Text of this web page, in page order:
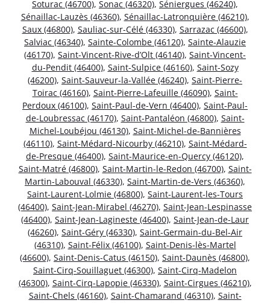
Soturac (46700), Sonac (46320), Séniergues (46240),
Sénaillac-Lauzès (46360), Sénaillac-Latronquière (46210),
Saux (46800), Sauliac-sur-Célé (46330), Sarrazac (46600),
Salviac (46340), Sainte-Colombe (46120), Sainte-Alauzie
(46170), Saint-Vincent-Rive-d’Olt (46140), Saint-Vincent-
du-Pendit (46400), Saint-Sulpice (46160), Saint-Sozy
(46200), Saint-Sauveur-la-Vallée (46240), Saint-Pierre-
Toirac (46160), Saint-Pierre-Lafeuille (46090), Saint-
Perdoux (46100), Saint-Paul-de-Vern (46400), Saint-Paul-
de-Loubressac (46170), Saint-Pantaléon (46800), Saint-
Michel-Loubéjou (46130), Saint-Michel-de-Bannières
(46110), Saint-Médard-Nicourby (46210), Saint-Médard-
de-Presque (46400), Saint-Maurice-en-Quercy (46120),
Saint-Matré (46800), Saint-Martin-le-Redon (46700), Saint-
Martin-Labouval (46330), Saint-Martin-de-Vers (46360),
Saint-Laurent-Lolmie (46800), Saint-Laurent-les-Tours
(46400), Saint-Jean-Mirabel (46270), Saint-Jean-Lespinasse
(46400), Saint-Jean-Lagineste (46400), Saint-Jean-de-Laur
(46260), Saint-Géry (46330), Saint-Germain-du-Bel-Air
(46310), Saint-Félix (46100), Saint-Denis-lès-Martel
(46600), Saint-Denis-Catus (46150), Saint-Daunès (46800),
Saint-Cirq-Souillaguet (46300), Saint-Cirq-Madelon
(46300), Saint-Cirq-Lapopie (46330), Saint-Cirgues (46210),
Saint-Chels (46160), Saint-Chamarand (46310), Saint-